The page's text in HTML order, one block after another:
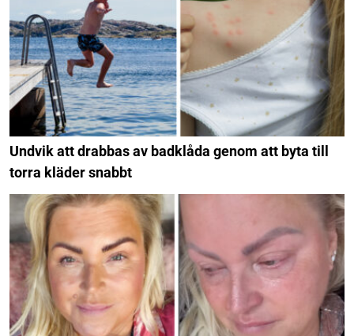
Undvik att drabbas av badklåda genom att byta till
torra kläder snabbt